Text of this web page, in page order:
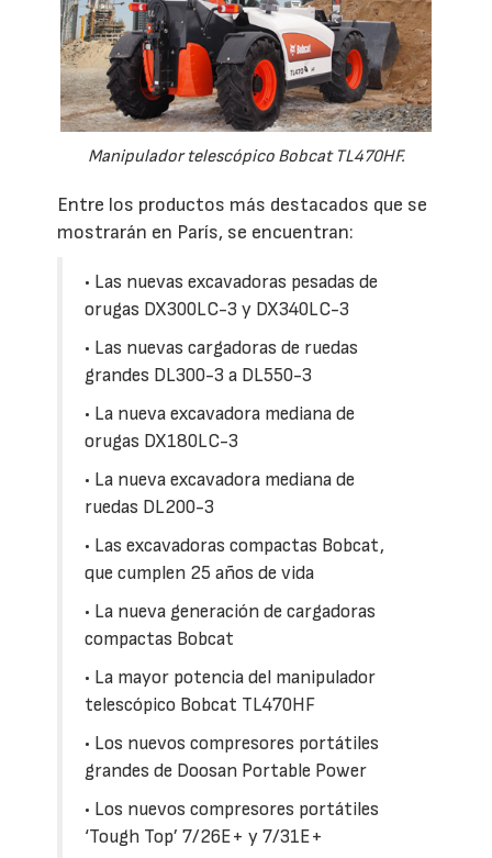
Manipulador telescópico Bobcat TL470HF.
Entre los productos más destacados que se
mostrarán en París, se encuentran:
• Las nuevas excavadoras pesadas de
orugas DX300LC-3 y DX340LC-3
• Las nuevas cargadoras de ruedas
grandes DL300-3 a DL550-3
• La nueva excavadora mediana de
orugas DX180LC-3
• La nueva excavadora mediana de
ruedas DL200-3
• Las excavadoras compactas Bobcat,
que cumplen 25 años de vida
• La nueva generación de cargadoras
compactas Bobcat
• La mayor potencia del manipulador
telescópico Bobcat TL470HF
• Los nuevos compresores portátiles
grandes de Doosan Portable Power
• Los nuevos compresores portátiles
‘Tough Top’ 7/26E+ y 7/31E+